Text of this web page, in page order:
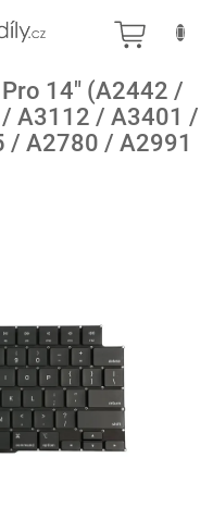
14" (A2442 /
A3112 / A3401 /
/ A2780 / A2991